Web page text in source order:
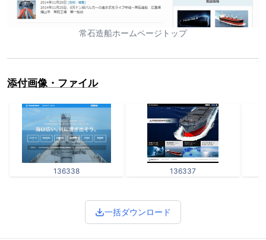
常石造船ホームページトップ
添付画像・ファイル
136338 136337
一括ダウンロード